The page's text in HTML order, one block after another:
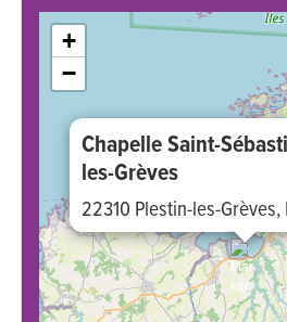
Chapelle Saint-
les-Grèves
22310 Plestin-les-Grèves,
+
−